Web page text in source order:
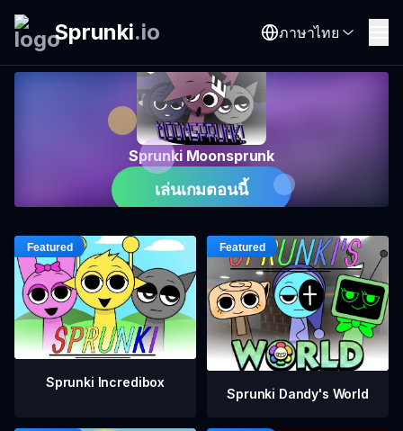
Sprunki.io ภาษาไทย
Sprunki Moonsprunk
เล่นเกมตอนนี้
Sprunki Incredibox
Sprunki Dandy's World